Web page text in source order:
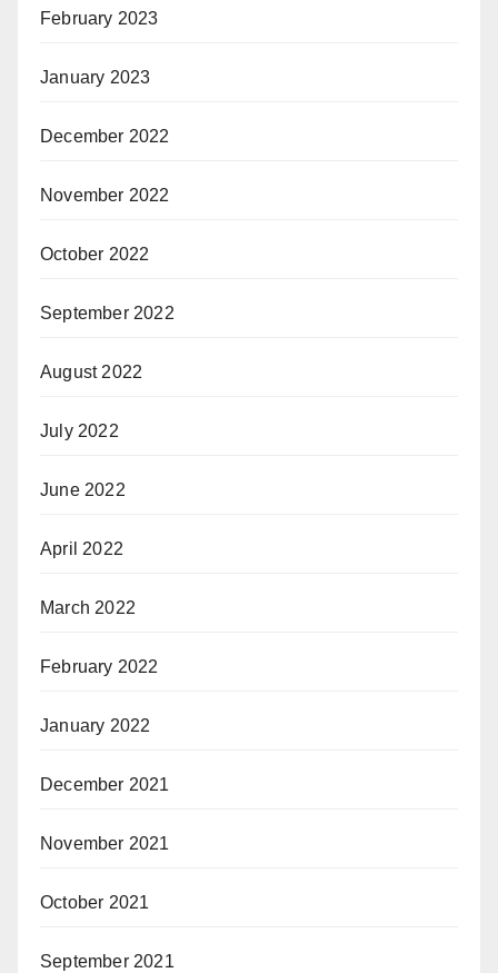
February 2023
January 2023
December 2022
November 2022
October 2022
September 2022
August 2022
July 2022
June 2022
April 2022
March 2022
February 2022
January 2022
December 2021
November 2021
October 2021
September 2021